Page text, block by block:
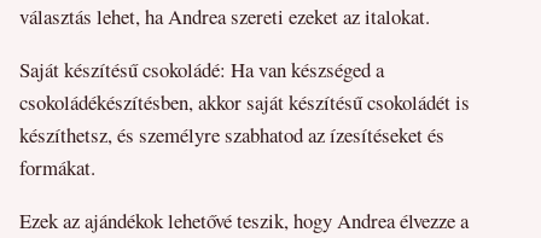
választás lehet, ha Andrea szereti ezeket az italokat.
Saját készítésű csokoládé: Ha van készséged a
csokoládékészítésben, akkor saját készítésű csokoládét is
készíthetsz, és személyre szabhatod az ízesítéseket és
formákat.
Ezek az ajándékok lehetővé teszik, hogy Andrea élvezze a